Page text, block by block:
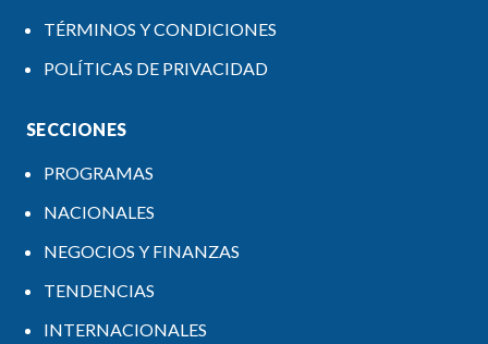
TÉRMINOS Y CONDICIONES
POLÍTICAS DE PRIVACIDAD
SECCIONES
PROGRAMAS
NACIONALES
NEGOCIOS Y FINANZAS
TENDENCIAS
INTERNACIONALES